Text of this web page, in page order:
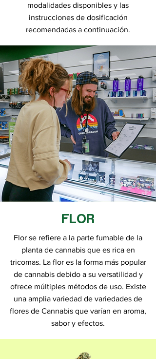
modalidades disponibles y las
instrucciones de dosificación
recomendadas a continuación.
FLOR
Flor se refiere a la parte fumable de la
planta de cannabis que es rica en
tricomas. La flor es la forma más popular
de cannabis debido a su versatilidad y
ofrece múltiples métodos de uso. Existe
una amplia variedad de variedades de
flores de Cannabis que varían en aroma,
sabor y efectos.